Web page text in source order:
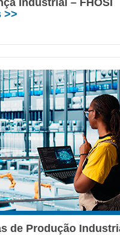
>>
de Produção